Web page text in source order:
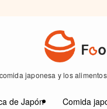
japonesa y los
de Japón Comida